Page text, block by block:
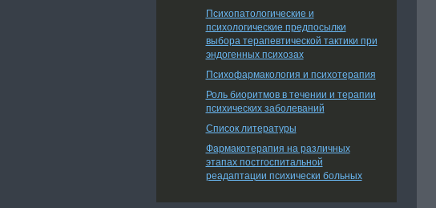
Психопатологические и
психологические предпосылки
выбора терапевтической тактики при
эндогенных психозах
Психофармакология и психотерапия
Роль биоритмов в течении и терапии
психических заболеваний
Список литературы
Фармакотерапия на различных
этапах постгоспитальной
реадаптации психически больных